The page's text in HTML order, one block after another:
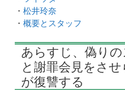
・ 松井玲奈
・ 概要とスタッフ
あらすじ、偽り
と謝罪会見をさ
が復讐する